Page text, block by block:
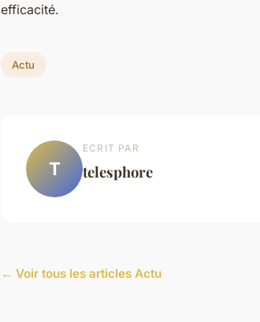
efficacité.
Actu
T
ECRIT PAR
telesphore
← Voir tous les articles Actu